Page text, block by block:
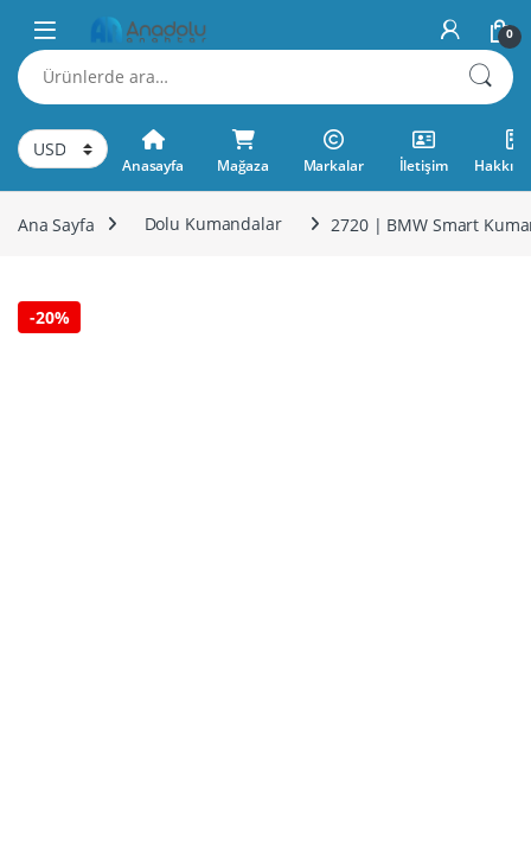
Skip to navigation
Skip to content
0
Ara:
Anasayfa Mağaza Markalar İletişim
Ana Sayfa Dolu Kumandalar 2720 | BMW Smart
-20%